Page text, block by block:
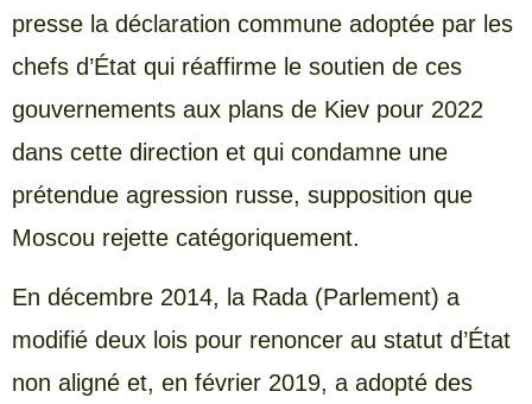
presse la déclaration commune adoptée par les
chefs d’État qui réaffirme le soutien de ces
gouvernements aux plans de Kiev pour 2022
dans cette direction et qui condamne une
prétendue agression russe, supposition que
Moscou rejette catégoriquement.
En décembre 2014, la Rada (Parlement) a
modifié deux lois pour renoncer au statut d’État
non aligné et, en février 2019, a adopté des